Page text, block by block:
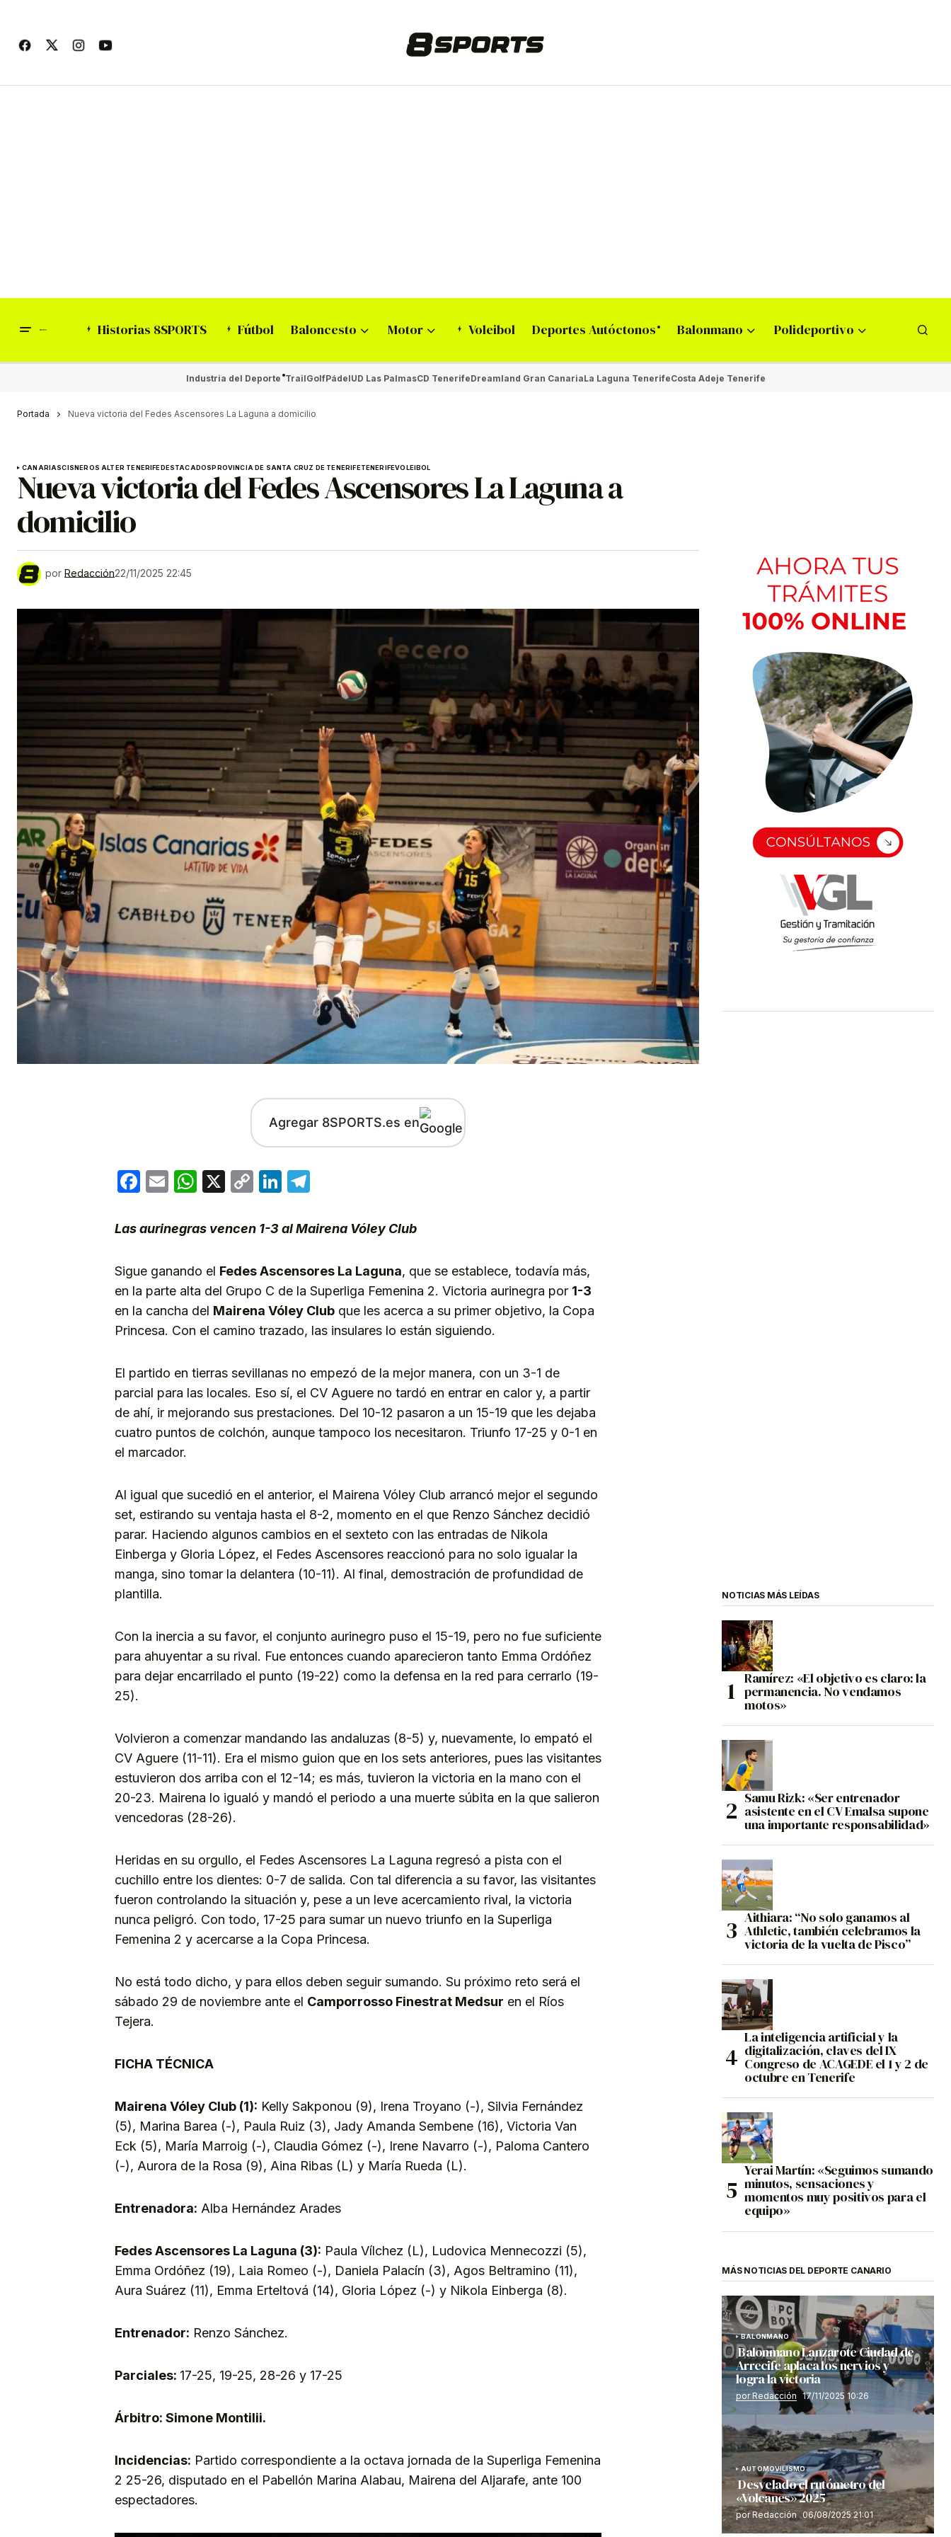
Historias 8SPORTS Fútbol Baloncesto Motor Voleibol Deportes Autóctonos Balonmano Polideportivo
Industria del Deporte TrailGolfPádelUD Las PalmasCD TenerifeDreamland Gran CanariaLa Laguna TenerifeCosta Adeje Tenerife
Portada Nueva victoria del Fedes Ascensores La Laguna a domicilio
CANARIASCISNEROS ALTER TENERIFEDESTACADOSPROVINCIA DE SANTA CRUZ DE TENERIFETENERIFEVOLEIBOL
Nueva victoria del Fedes Ascensores La Laguna a
domicilio
por Redacción22/11/2025 22:45
Agregar 8SPORTS.es en
Facebook
EmailWhatsApp
X
CopyLinkedIn
Las aurinegras vencen 1-3 al Mairena Vóley Club
Sigue ganando el Fedes Ascensores La Laguna, que se establece, todavía más,
en la parte alta del Grupo C de la Superliga Femenina 2. Victoria aurinegra por 1-3
en la cancha del Mairena Vóley Club que les acerca a su primer objetivo, la Copa
Princesa. Con el camino trazado, las insulares lo están siguiendo.
El partido en tierras sevillanas no empezó de la mejor manera, con un 3-1 de
parcial para las locales. Eso sí, el CV Aguere no tardó en entrar en calor y, a partir
de ahí, ir mejorando sus prestaciones. Del 10-12 pasaron a un 15-19 que les dejaba
cuatro puntos de colchón, aunque tampoco los necesitaron. Triunfo 17-25 y 0-1 en
el marcador.
Al igual que sucedió en el anterior, el Mairena Vóley Club arrancó mejor el segundo
set, estirando su ventaja hasta el 8-2, momento en el que Renzo Sánchez decidió
parar. Haciendo algunos cambios en el sexteto con las entradas de Nikola
Einberga y Gloria López, el Fedes Ascensores reaccionó para no solo igualar la
manga, sino tomar la delantera (10-11). Al final, demostración de profundidad de
plantilla.
Con la inercia a su favor, el conjunto aurinegro puso el 15-19, pero no fue suficiente
para ahuyentar a su rival. Fue entonces cuando aparecieron tanto Emma Ordóñez
para dejar encarrilado el punto (19-22) como la defensa en la red para cerrarlo (19-
25).
Volvieron a comenzar mandando las andaluzas (8-5) y, nuevamente, lo empató el
CV Aguere (11-11). Era el mismo guion que en los sets anteriores, pues las visitantes
estuvieron dos arriba con el 12-14; es más, tuvieron la victoria en la mano con el
20-23. Mairena lo igualó y mandó el periodo a una muerte súbita en la que salieron
vencedoras (28-26).
Heridas en su orgullo, el Fedes Ascensores La Laguna regresó a pista con el
cuchillo entre los dientes: 0-7 de salida. Con tal diferencia a su favor, las visitantes
fueron controlando la situación y, pese a un leve acercamiento rival, la victoria
nunca peligró. Con todo, 17-25 para sumar un nuevo triunfo en la Superliga
Femenina 2 y acercarse a la Copa Princesa.
No está todo dicho, y para ellos deben seguir sumando. Su próximo reto será el
sábado 29 de noviembre ante el Camporrosso Finestrat Medsur en el Ríos
Tejera.
FICHA TÉCNICA
Mairena Vóley Club (1): Kelly Sakponou (9), Irena Troyano (-), Silvia Fernández
(5), Marina Barea (-), Paula Ruiz (3), Jady Amanda Sembene (16), Victoria Van
Eck (5), María Marroig (-), Claudia Gómez (-), Irene Navarro (-), Paloma Cantero
(-), Aurora de la Rosa (9), Aina Ribas (L) y María Rueda (L).
Entrenadora: Alba Hernández Arades
Fedes Ascensores La Laguna (3): Paula Vílchez (L), Ludovica Mennecozzi (5),
Emma Ordóñez (19), Laia Romeo (-), Daniela Palacín (3), Agos Beltramino (11),
Aura Suárez (11), Emma Erteltová (14), Gloria López (-) y Nikola Einberga (8).
Entrenador: Renzo Sánchez.
Parciales: 17-25, 19-25, 28-26 y 17-25
Árbitro: Simone Montilii.
Incidencias: Partido correspondiente a la octava jornada de la Superliga Femenina
2 25-26, disputado en el Pabellón Marina Alabau, Mairena del Aljarafe, ante 100
espectadores.
NOTICIAS MÁS LEÍDAS
Ramírez: «El objetivo es claro: la
permanencia. No vendamos
motos»
Samu Rizk: «Ser entrenador
asistente en el CV Emalsa supone
una importante responsabilidad»
Aithiara: “No solo ganamos al
Athletic, también celebramos la
victoria de la vuelta de Pisco”
La inteligencia artificial y la
digitalización, claves del IX
Congreso de ACAGEDE el 1 y 2 de
octubre en Tenerife
Yerai Martín: «Seguimos sumando
minutos, sensaciones y
momentos muy positivos para el
equipo»
MÁS NOTICIAS DEL DEPORTE CANARIO
BALONMANO
Balonmano Lanzarote Ciudad de
Arrecife aplaca los nervios y
logra la victoria
por Redacción 17/11/2025 10:26
AUTOMOVILISMO
Desvelado el rutómetro del
«Volcanes» 2025
por Redacción 06/08/2025 21:01